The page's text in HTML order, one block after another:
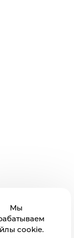
Мы
cookie.